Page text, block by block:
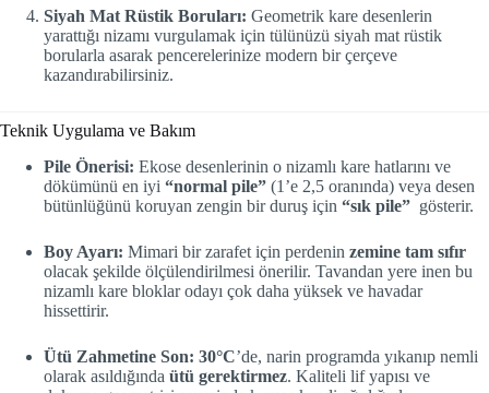
Siyah Mat Rüstik Boruları: Geometrik kare desenlerin
yarattığı nizamı vurgulamak için tülünüzü siyah mat rüstik
borularla asarak pencerelerinize modern bir çerçeve
kazandırabilirsiniz.
Teknik Uygulama ve Bakım
Pile Önerisi: Ekose desenlerinin o nizamlı kare hatlarını ve
dökümünü en iyi “normal pile” (1’e 2,5 oranında) veya desen
bütünlüğünü koruyan zengin bir duruş için “sık pile” gösterir.
Boy Ayarı: Mimari bir zarafet için perdenin zemine tam sıfır
olacak şekilde ölçülendirilmesi önerilir. Tavandan yere inen bu
nizamlı kare bloklar odayı çok daha yüksek ve havadar
hissettirir.
Ütü Zahmetine Son: 30°C’de, narin programda yıkanıp nemli
olarak asıldığında ütü gerektirmez. Kaliteli lif yapısı ve